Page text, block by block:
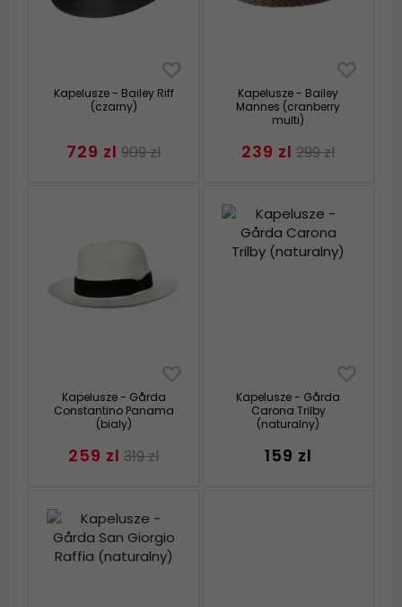
Kapelusze - Bailey Riff
(czarny)
729 zl 909 zl
Kapelusze - Bailey
Mannes (cranberry
multi)
239 zl 299 zl
Kapelusze - Gårda
Constantino Panama
(bialy)
259 zl 319 zl
Kapelusze - Gårda
Carona Trilby
(naturalny)
159 zl